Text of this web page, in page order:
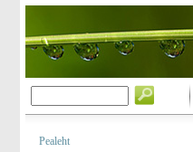
Pealeht